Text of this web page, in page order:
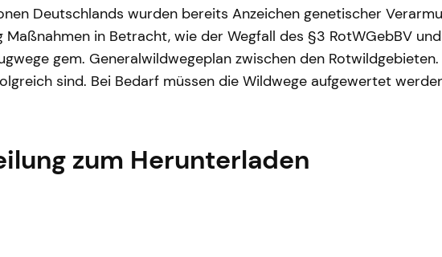
Deutschlands wurden bereits Anzeichen genetischer
in Betracht, wie der Wegfall des §3 RotWGebBV
gem. Generalwildwegeplan zwischen den
sind. Bei Bedarf müssen die Wildwege aufgewertet
zum Herunterladen